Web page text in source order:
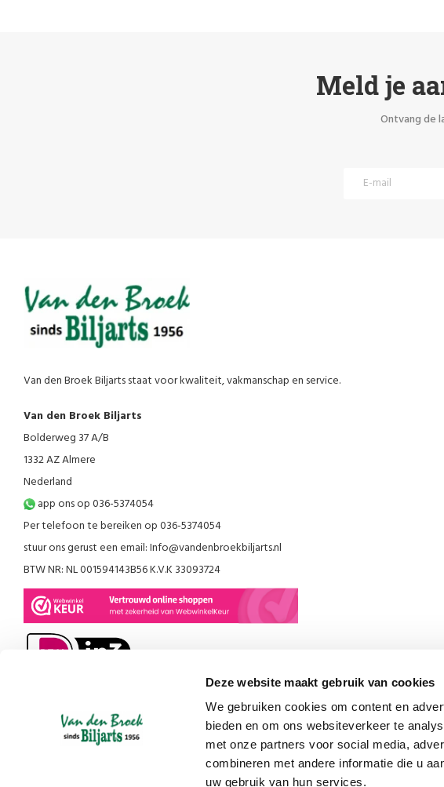
Deze website maakt gebruik van cookies
We gebruiken cookies om content en
bieden en om ons websiteverkeer te
met onze partners voor social media,
combineren met andere informatie die u
uw gebruik van hun services.
Meld je
Ontvang de
Van den Broek Biljarts staat voor kwaliteit, vakmanschap en service.
Van den Broek Biljarts
Bolderweg 37 A/B
1332 AZ Almere
Nederland
app ons op 036-5374054
Per telefoon te bereiken op 036-5374054
stuur ons gerust een email:Info@vandenbroekbiljarts.nl
BTW NR: NL 001594143B56 K.V.K 33093724